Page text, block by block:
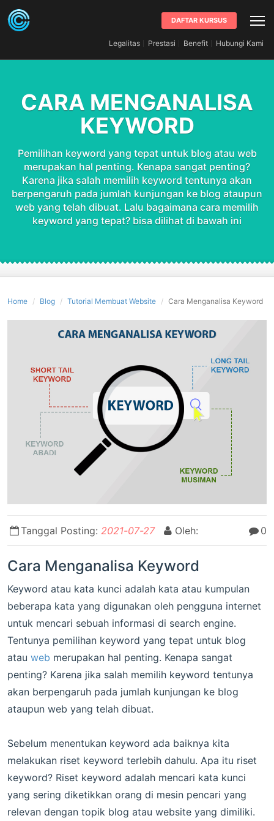
DAFTAR KURSUS
Legalitas Prestasi Benefit Hubungi Kami
CARA MENGANALISA
KEYWORD
Pemilihan keyword yang tepat untuk blog atau web
merupakan hal penting. Kenapa sangat penting?
Karena jika salah memilih keyword tentunya akan
berpengaruh pada jumlah kunjungan ke blog ataupun
web yang telah dibuat. Lalu bagaimana cara memilih
keyword yang tepat? bisa dilihat di bawah ini
Home Blog Tutorial Membuat Website Cara Menganalisa Keyword
Tanggal Posting:2021-07-27 Oleh: 0
Cara Menganalisa Keyword
Keyword atau kata kunci adalah kata atau kumpulan
beberapa kata yang digunakan oleh pengguna internet
untuk mencari sebuah informasi di search engine.
Tentunya pemilihan keyword yang tepat untuk blog
atau web merupakan hal penting. Kenapa sangat
penting? Karena jika salah memilih keyword tentunya
akan berpengaruh pada jumlah kunjungan ke blog
ataupun web yang telah dibuat.
Sebelum menentukan keyword ada baiknya kita
melakukan riset keyword terlebih dahulu. Apa itu riset
keyword? Riset keyword adalah mencari kata kunci
yang sering diketikkan orang di mesin pencari yang
relevan dengan topik blog atau website yang dimiliki.